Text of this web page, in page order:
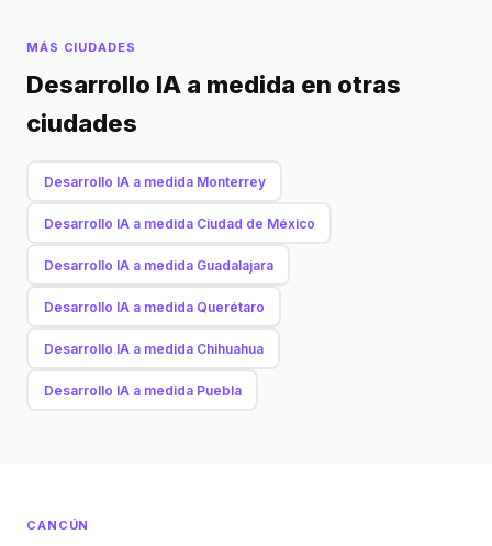
MÁS CIUDADES
Desarrollo IA a medida en otras
ciudades
Desarrollo IA a medida Monterrey
Desarrollo IA a medida Ciudad de México
Desarrollo IA a medida Guadalajara
Desarrollo IA a medida Querétaro
Desarrollo IA a medida Chihuahua
Desarrollo IA a medida Puebla
CANCÚN